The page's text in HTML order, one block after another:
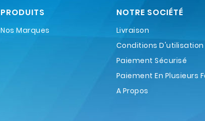
PRODUITS
Nos Marques
NOTRE SOCIÉTÉ
Livraison
Conditions D'utilisation
Paiement Sécurisé
Paiement En Plusieurs
A Propos